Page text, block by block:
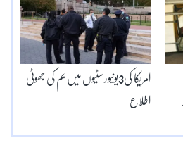
امریکا کی3یونیورسٹیوں میں بم کی جھوٹی
اطلاع